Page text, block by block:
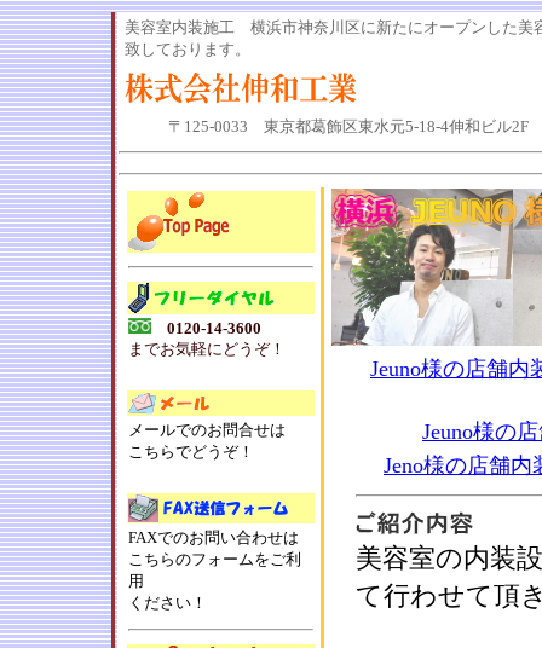
美容室内装施工 横浜市神奈川区に新たにオープンした美
致しております。
〒125-0033 東京都葛飾区東水元5-18-4伸和ビル
0120-14-3600
までお気軽にどうぞ！
メールでのお問合せは
こちらでどうぞ！
FAXでのお問い合わせは
こちらのフォームをご利
用
ください！
Jeuno様の店舗内
Jeuno様の
Jeno様の店舗
美容室の内装
て行わせて頂